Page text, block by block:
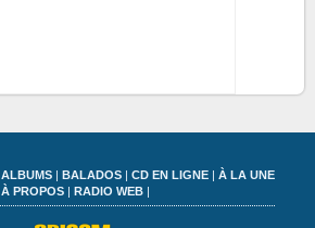
ALBUMS| BALADOS| CD EN LIGNE| À LA UNE
À PROPOS| RADIO WEB|